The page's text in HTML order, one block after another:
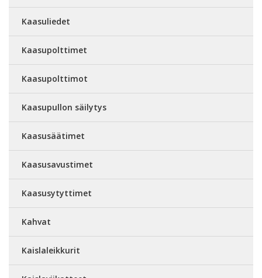
Kaasuliedet
Kaasupolttimet
Kaasupolttimot
Kaasupullon säilytys
Kaasusäätimet
Kaasusavustimet
Kaasusytyttimet
Kahvat
Kaislaleikkurit